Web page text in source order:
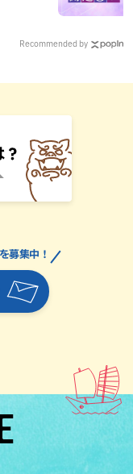
Recommended by
募集中！